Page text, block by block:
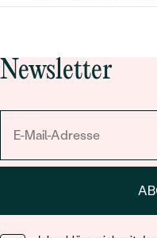
Newsletter